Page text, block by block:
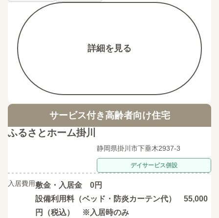
詳細を見る
サービス付き高齢者向け住宅
ふるさとホーム掛川
静岡県掛川市下垂木2937-3
デイサービス併設
入居費用敷金・入居金 0円
設備利用料（ベッド・防炎カーテン代） 55,000
円（税込） ※入居時のみ